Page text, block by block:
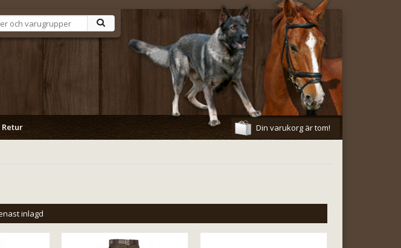
Retur Din varukorg är tom!
inlagd